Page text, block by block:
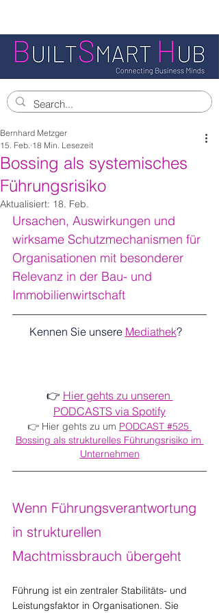
Bossing als systemisches
Führungsrisiko
Bernhard Metzger
15. Feb. 18 Min. Lesezeit
Aktualisiert: 18. Feb.
Ursachen, Auswirkungen und
wirksame Schutzmechanismen für
Organisationen mit besonderer
Relevanz in der Bau- und
Immobilienwirtschaft
Kennen Sie unsere Mediathek?
👉 Hier gehts zu unseren
PODCASTS via Spotify
👉 Hier gehts zu um PODCAST #525
Bossing als strukturelles Führungsrisiko im
Unternehmen
Wenn Führungsverantwortung
in strukturellen
Machtmissbrauch übergeht
Führung ist ein zentraler Stabilitäts- und
Leistungsfaktor in Organisationen. Sie